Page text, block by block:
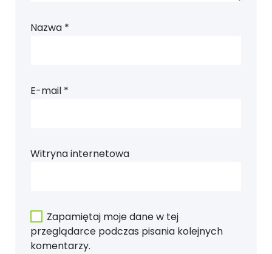
Nazwa *
E-mail *
Witryna internetowa
Zapamiętaj moje dane w tej
przeglądarce podczas pisania kolejnych
komentarzy.